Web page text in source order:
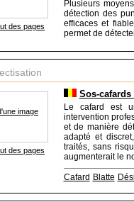
des pages
Plusieurs
détection des
efficaces et
permet de
image
des pages
Sos-
Le cafard est
intervention
et de manière
adapté et
traités, sans
augmenterait le
Cafard Blatte